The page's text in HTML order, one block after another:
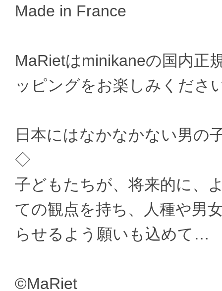
Made in France
MaRietはminikaneの国内正
ッピングをお楽しみくださ
日本にはなかなかない男の
◇
子どもたちが、将来的に、
ての観点を持ち、人種や男
らせるよう願いも込めて…
©MaRiet